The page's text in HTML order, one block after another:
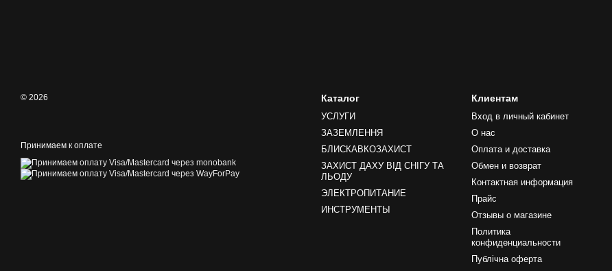
© 2026
Принимаем к оплате
Каталог
УСЛУГИ
ЗАЗЕМЛЕННЯ
БЛИСКАВКОЗАХИСТ
ЗАХИСТ ДАХУ ВІД СНІГУ ТА
ЛЬОДУ
ЭЛЕКТРОПИТАНИЕ
ИНСТРУМЕНТЫ
Клиентам
Вход в личный кабинет
О нас
Оплата и доставка
Обмен и возврат
Контактная информация
Прайс
Отзывы о магазине
Политика
конфиденциальности
Публічна оферта